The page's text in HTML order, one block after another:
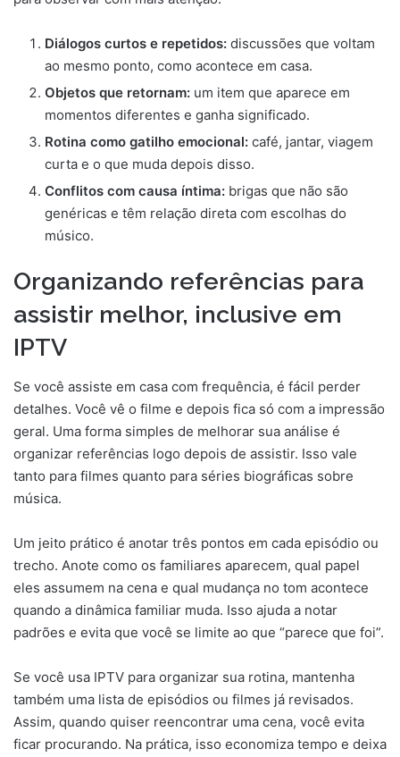
Diálogos curtos e repetidos: discussões que voltam
ao mesmo ponto, como acontece em casa.
Objetos que retornam: um item que aparece em
momentos diferentes e ganha significado.
Rotina como gatilho emocional: café, jantar, viagem
curta e o que muda depois disso.
Conflitos com causa íntima: brigas que não são
genéricas e têm relação direta com escolhas do
músico.
Organizando referências para
assistir melhor, inclusive em
IPTV
Se você assiste em casa com frequência, é fácil perder
detalhes. Você vê o filme e depois fica só com a impressão
geral. Uma forma simples de melhorar sua análise é
organizar referências logo depois de assistir. Isso vale
tanto para filmes quanto para séries biográficas sobre
música.
Um jeito prático é anotar três pontos em cada episódio ou
trecho. Anote como os familiares aparecem, qual papel
eles assumem na cena e qual mudança no tom acontece
quando a dinâmica familiar muda. Isso ajuda a notar
padrões e evita que você se limite ao que “parece que foi”.
Se você usa IPTV para organizar sua rotina, mantenha
também uma lista de episódios ou filmes já revisados.
Assim, quando quiser reencontrar uma cena, você evita
ficar procurando. Na prática, isso economiza tempo e deixa